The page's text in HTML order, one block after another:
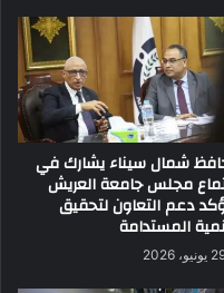
شمال سيناء يشارك في
مجلس جامعة العريش
دعم التعاون لتحقيق
المستدامة
2026